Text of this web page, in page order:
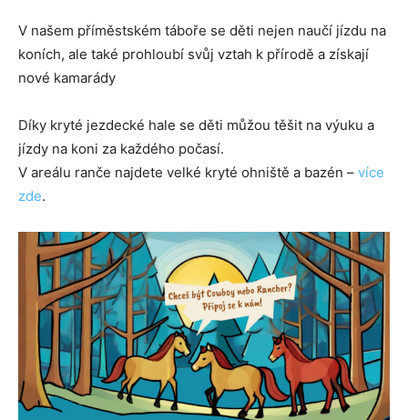
V našem příměstském táboře se děti nejen naučí jízdu na
koních, ale také prohloubí svůj vztah k přírodě a získají
nové kamarády
Díky kryté jezdecké hale se děti můžou těšit na výuku a
jízdy na koni za každého počasí.
V areálu ranče najdete velké kryté ohniště a bazén – více
zde.